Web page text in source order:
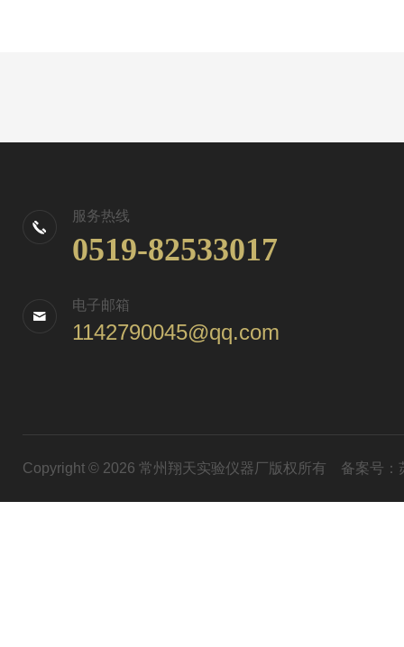
服务热线
0519-82533017
电子邮箱
1142790045@qq.com
Copyright © 2026 常州翔天实验仪器厂版权所有 备案号：